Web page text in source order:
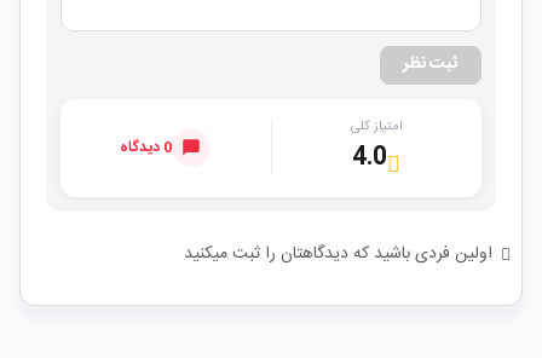
ثبت نظر
امتیاز کلی
4.0 0 دیدگاه
اولین فردی باشید که دیدگاهتان را ثبت میکنید